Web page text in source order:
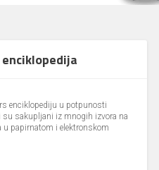
enciklopediju u potpunosti
su sakupljani iz mnogih izvora na
u papirnatom i elektronskom